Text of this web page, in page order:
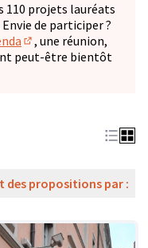
110 projets lauréats
de participer ?
(S'ouvre dans un
, une réunion,
peut-être bientôt
des propositions par :